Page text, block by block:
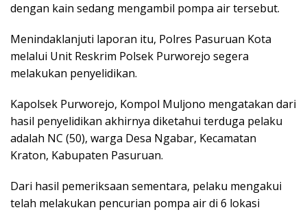
dengan kain sedang mengambil pompa air tersebut.
Menindaklanjuti laporan itu, Polres Pasuruan Kota
melalui Unit Reskrim Polsek Purworejo segera
melakukan penyelidikan.
Kapolsek Purworejo, Kompol Muljono mengatakan dari
hasil penyelidikan akhirnya diketahui terduga pelaku
adalah NC (50), warga Desa Ngabar, Kecamatan
Kraton, Kabupaten Pasuruan.
Dari hasil pemeriksaan sementara, pelaku mengakui
telah melakukan pencurian pompa air di 6 lokasi